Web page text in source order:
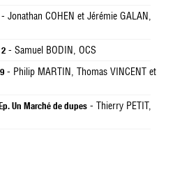
- Jonathan COHEN et Jérémie GALAN,
2 - Samuel BODIN, OCS
- Philip MARTIN, Thomas VINCENT et
Ep. Un Marché de dupes - Thierry PETIT,